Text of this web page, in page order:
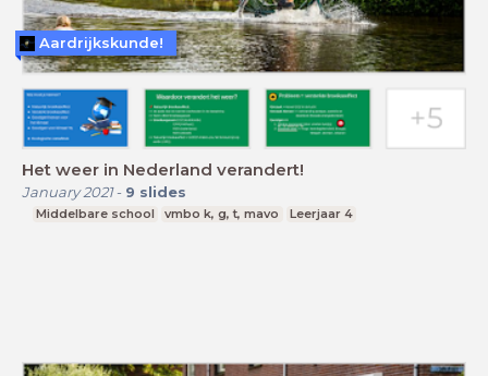
Het weer in Nederland verandert!
January 2021- 9 slides
Middelbare school vmbo k, g, t, mavo Leerjaar 4
Aardrijkskunde!